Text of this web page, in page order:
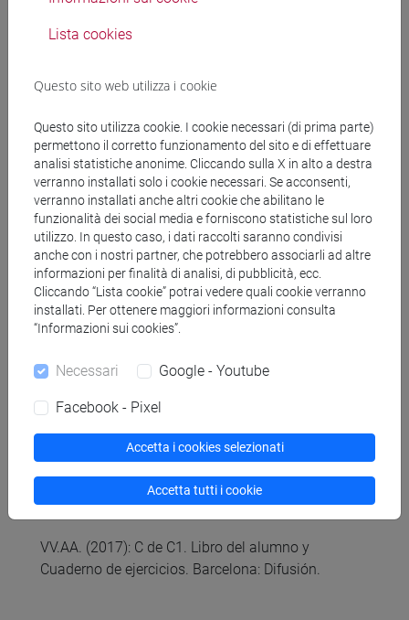
Martín Zorraquino, M. A. y Portolés Lázaro, J.
y V. Demonte (eds.): Gramática descriptiva de la
3, Madrid: Espasa Calpe, cap. 63. 4051-4213.
Martín Zorraquino, M. A. / Montolío Durán, E. (eds.)
(1998): Los marcadores del discurso. Teoría y
análisis, Madrid: Arco/Libros.
Pons Bordería, S. (2004): Conceptos y aplicaciones
de la Teoría de la Relevancia. Madrid: Arco/Libros.
Portolés Lázaro, J. (1998): Los marcadores del
discurso. Madrid: Ariel.
Reyes, Graciela (1996): El abc de la pragmática.
Madrid: Arco/Libros.
Theory”, en L. Horn y G.Ward (eds.) (2004):
607-632.
Articoli disponibili nel corso moodle
Testi di riferimento obbligatori per le esercitazioni
VV.AA. (2017): C de C1. Libro del alumno y
Cuaderno de ejercicios. Barcelona: Difusión.
Lista cookies
Questo sito web utilizza i cookie
Questo sito utilizza cookie. I cookie necessari (di prima parte)
permettono il corretto funzionamento del sito e di effettuare
analisi statistiche anonime. Cliccando sulla X in alto a destra
verranno installati solo i cookie necessari. Se acconsenti,
verranno installati anche altri cookie che abilitano le
funzionalità dei social media e forniscono statistiche sul loro
utilizzo. In questo caso, i dati raccolti saranno condivisi
anche con i nostri partner, che potrebbero associarli ad altre
informazioni per finalità di analisi, di pubblicità, ecc.
Cliccando “Lista cookie” potrai vedere quali cookie verranno
installati. Per ottenere maggiori informazioni consulta
“Informazioni sui cookies”.
Necessari Google - Youtube
Facebook - Pixel
Accetta i cookies selezionati
Accetta tutti i cookie